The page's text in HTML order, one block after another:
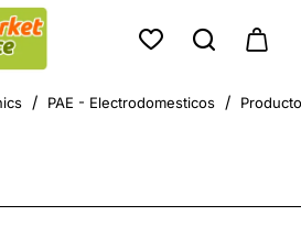
PAE - Electrodomesticos